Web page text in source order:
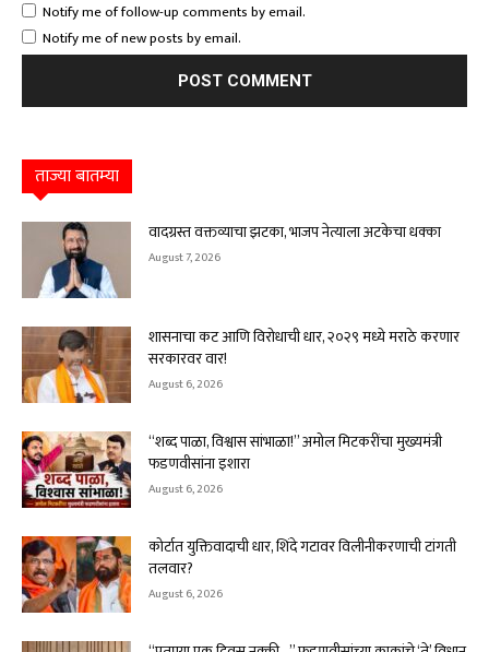
Notify me of follow-up comments by email.
Notify me of new posts by email.
ताज्या बातम्या
वादग्रस्त वक्तव्याचा झटका, भाजप नेत्याला अटकेचा धक्का
August 7, 2026
शासनाचा कट आणि विरोधाची धार, २०२९ मध्ये मराठे करणार
सरकारवर वार!
August 6, 2026
“शब्द पाळा, विश्वास सांभाळा!” अमोल मिटकरींचा मुख्यमंत्री
फडणवीसांना इशारा
August 6, 2026
कोर्टात युक्तिवादाची धार, शिंदे गटावर विलीनीकरणाची टांगती
तलवार?
August 6, 2026